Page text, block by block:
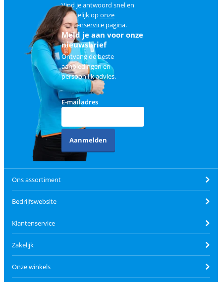
Vind je antwoord snel en
makkelijk oponze
klantenservice pagina.
Meld je aan voor onze
nieuwsbrief
Ontvang de beste
aanbiedingen en
persoonlijk advies.
E-mailadres
Aanmelden
Ons assortiment
Bedrijfswebsite
Klantenservice
Zakelijk
Onze winkels